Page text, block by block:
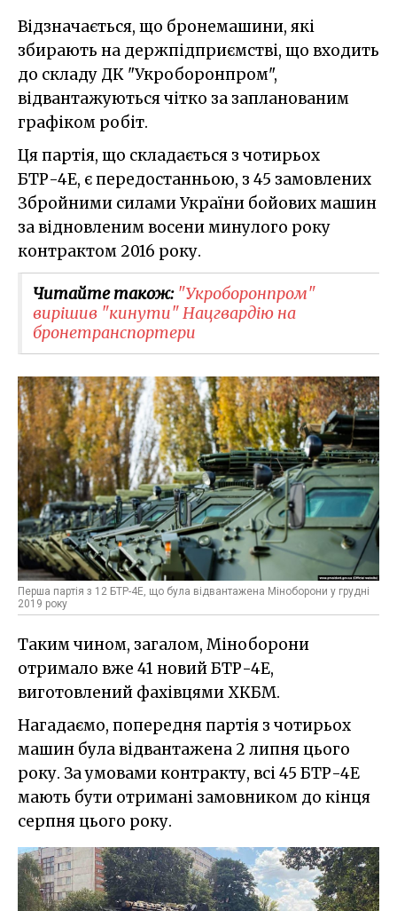
Відзначається, що бронемашини, які
збирають на держпідприємстві, що входить
до складу ДК "Укроборонпром",
відвантажуються чітко за запланованим
графіком робіт.
Ця партія, що складається з чотирьох
БТР-4Е, є передостанньою, з 45 замовлених
Збройними силами України бойових машин
за відновленим восени минулого року
контрактом 2016 року.
Читайте також: "Укроборонпром"
вирішив "кинути" Нацгвардію на
бронетранспортери
Перша партія з 12 БТР-4Е, що була відвантажена Міноборони у грудні
2019 року
Таким чином, загалом, Міноборони
отримало вже 41 новий БТР-4Е,
виготовлений фахівцями ХКБМ.
Нагадаємо, попередня партія з чотирьох
машин була відвантажена 2 липня цього
року. За умовами контракту, всі 45 БТР-4Е
мають бути отримані замовником до кінця
серпня цього року.